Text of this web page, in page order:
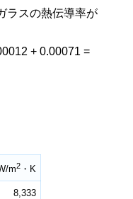
ラスの熱伝導率が
+ 0.00071 =
m2・K
8,333